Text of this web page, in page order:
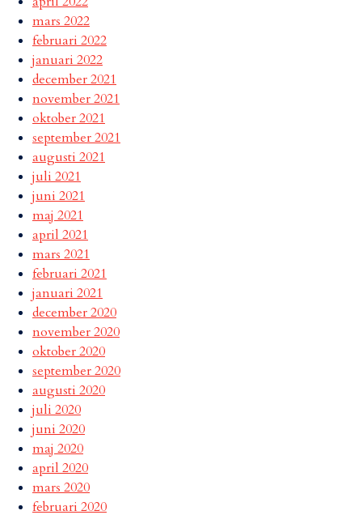
mars 2022
februari 2022
januari 2022
december 2021
november 2021
oktober 2021
september 2021
augusti 2021
juli 2021
juni 2021
maj 2021
april 2021
mars 2021
februari 2021
januari 2021
december 2020
november 2020
oktober 2020
september 2020
augusti 2020
juli 2020
juni 2020
maj 2020
april 2020
mars 2020
februari 2020